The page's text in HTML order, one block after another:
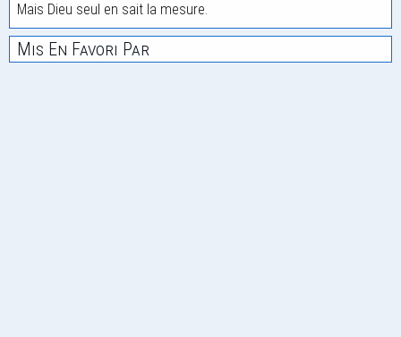
Mais Dieu seul en sait la mesure.
Mis En Favori Par